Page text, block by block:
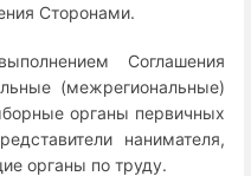
Сторонами.
Соглашения
(межрегиональные)
органы первичных
нанимателя,
органы по труду.